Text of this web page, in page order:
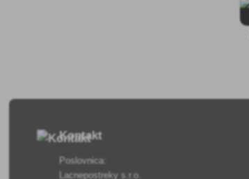
Kontakt
Poslovnica:
Lacnepostreky s.r.o.